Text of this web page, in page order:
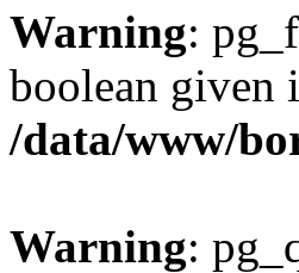
Warning:
boolean given
/data/www/
Warning: